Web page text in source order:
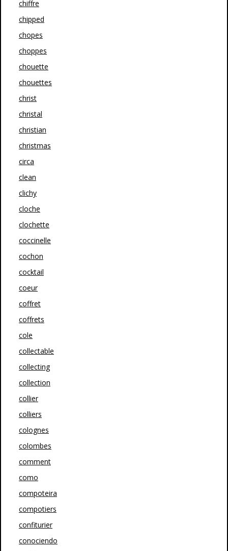
chiffre
chipped
chopes
choppes
chouette
chouettes
christ
christal
christian
christmas
circa
clean
clichy
cloche
clochette
coccinelle
cochon
cocktail
coeur
coffret
coffrets
cole
collectable
collecting
collection
collier
colliers
colognes
colombes
comment
como
compoteira
compotiers
confiturier
conociendo